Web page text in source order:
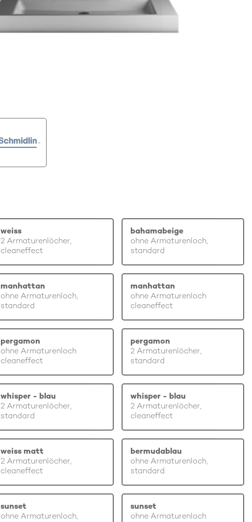
weiss
2 Armaturenlöcher,
cleaneffect
bahamabeige
ohne Armaturenloch,
standard
manhattan
ohne Armaturenloch,
standard
manhattan
ohne Armaturenloch
cleaneffect
pergamon
ohne Armaturenloch
cleaneffect
pergamon
2 Armaturenlöcher,
standard
whisper - blau
2 Armaturenlöcher,
standard
whisper - blau
2 Armaturenlöcher,
cleaneffect
weiss matt
2 Armaturenlöcher,
cleaneffect
bermudablau
ohne Armaturenloch,
standard
sunset
ohne Armaturenloch,
sunset
ohne Armaturenloch